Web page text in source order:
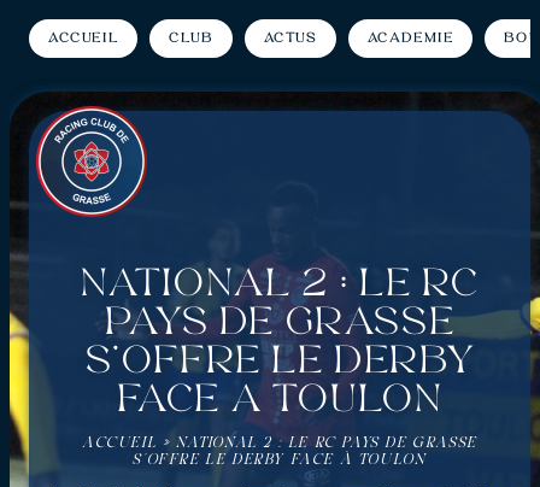
Accueil Club Actus Académie
National 2 : Le RC
Pays de Grasse
s’offre le derby
face à Toulon
ACCUEIL »NATIONAL 2 : LE RC PAYS DE GRASSE
S’OFFRE LE DERBY FACE À TOULON